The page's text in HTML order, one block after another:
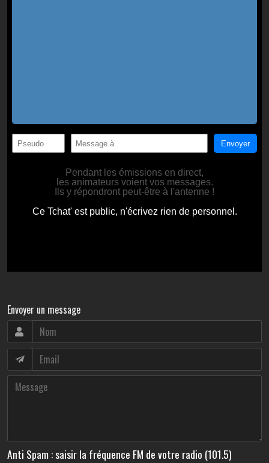
Envoyer un message
Anti Spam : saisir la fréquence FM de votre radio (101.5)